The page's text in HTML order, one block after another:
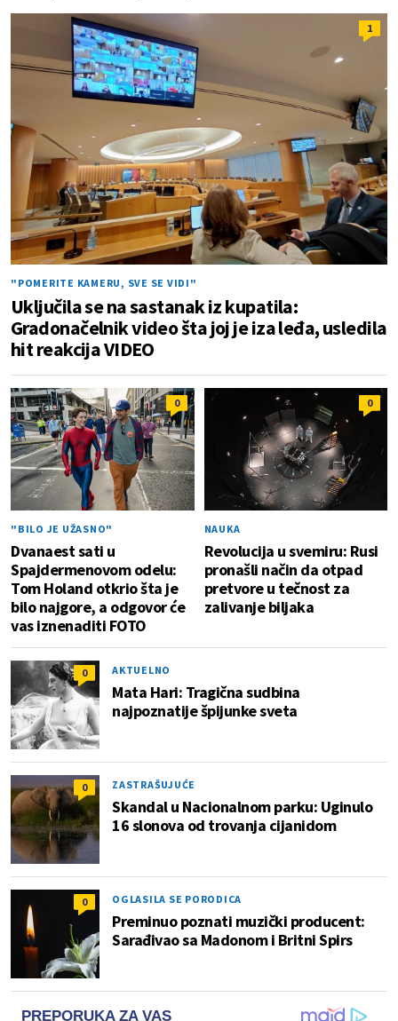
1
"POMERITE KAMERU, SVE SE VIDI"
Uključila se na sastanak iz kupatila:
Gradonačelnik video šta joj je iza leđa, usledila
hit reakcija VIDEO
0
"BILO JE UŽASNO"
Dvanaest sati u
Spajdermenovom odelu:
Tom Holand otkrio šta je
bilo najgore, a odgovor će
vas iznenaditi FOTO
0
NAUKA
Revolucija u svemiru: Rusi
pronašli način da otpad
pretvore u tečnost za
zalivanje biljaka
0 AKTUELNO
Mata Hari: Tragična sudbina
najpoznatije špijunke sveta
0 ZASTRAŠUJUĆE
Skandal u Nacionalnom parku: Uginulo
16 slonova od trovanja cijanidom
0 OGLASILA SE PORODICA
Preminuo poznati muzički producent:
Sarađivao sa Madonom i Britni Spirs
PREPORUKA ZA VAS